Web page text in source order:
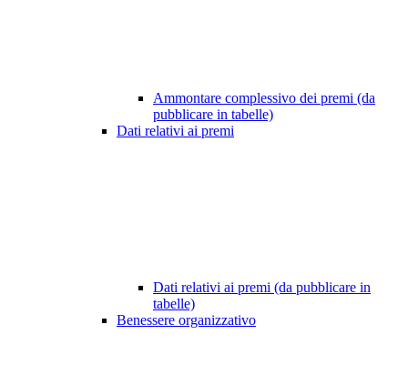
Ammontare complessivo dei premi (da
pubblicare in tabelle)
Dati relativi ai premi
Dati relativi ai premi (da pubblicare in
tabelle)
Benessere organizzativo